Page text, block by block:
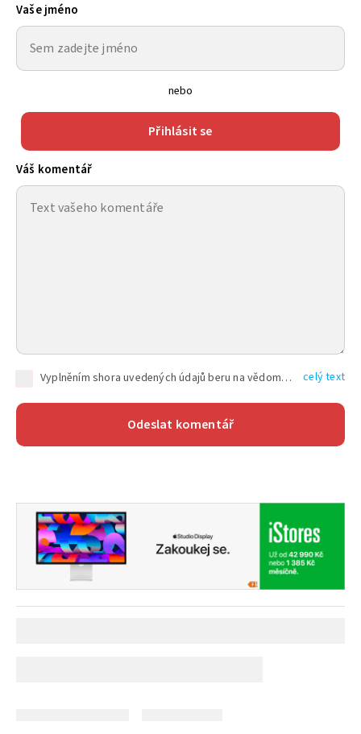
Vaše jméno
nebo
Přihlásit se
Váš komentář
Vyplněním shora uvedených údajů beru na vědomí, že společnost TEXT FACTORY s.r.o., sídlem Brno, Durďákova 336/29, Černá Pole, PSČ: 613 00, IČ: 06157831, zapsané u Krajského soudu v Brně, oddíl C, vložka 100399, bude zpracovávat mé osobní údaje uvedené v rámci mnou vyplněného registračního formuláře na základě oprávněných zájmů TEXT FACTORY s.r.o. dle čl. 6 odst. 1 písm. f) GDPR a pro splnění právních povinností (čl. 6 odst. 1 písm. c) GDPR), a to pro tyto účely: nezbytnost zajistit oprávnění návštěvníka webových stránek provozovaných společností TEXT FACTORY s.r.o. přispívat aktivně ke zveřejněným článkům nebo v rámci diskusních fór a výkon práv TEXT FACTORY s.r.o. jako administrátora těchto diskusních fór. Více informací o zpracování osobních údajů a právech lze nalézt v celý text